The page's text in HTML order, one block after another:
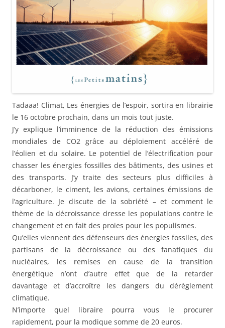
Tadaaa! Climat, Les énergies de l’espoir, sortira en librairie
le 16 octobre prochain, dans un mois tout juste.
J’y explique l’imminence de la réduction des émissions
mondiales de CO2 grâce au déploiement accéléré de
l’éolien et du solaire. Le potentiel de l’électrification pour
chasser les énergies fossilles des bâtiments, des usines et
des transports. J’y traite des secteurs plus difficiles à
décarboner, le ciment, les avions, certaines émissions de
l’agriculture. Je discute de la sobriété – et comment le
thème de la décroissance dresse les populations contre le
changement et en fait des proies pour les populismes.
Qu’elles viennent des défenseurs des énergies fossiles, des
partisans de la décroissance ou des fanatiques du
nucléaires, les remises en cause de la transition
énergétique n’ont d’autre effet que de la retarder
davantage et d’accroître les dangers du dérèglement
climatique.
N’importe quel libraire pourra vous le procurer
rapidement, pour la modique somme de 20 euros.